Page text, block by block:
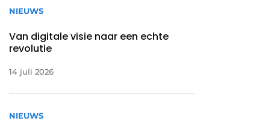
NIEUWS
Van digitale visie naar een echte
revolutie
14 juli 2026
NIEUWS